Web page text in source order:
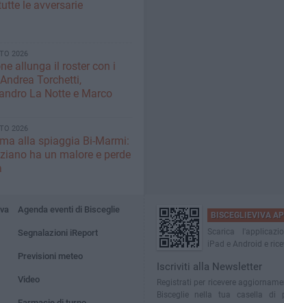
le avversarie
2026
allunga il roster con i
Torchetti,
La Notte e Marco
2026
alla spiaggia Bi-Marmi:
ha un malore e perde
Agenda eventi di Bisceglie
Segnalazioni iReport
Previsioni meteo
Video
BISCEGLIEVIVA
Scarica
iPad e Android e
Iscriviti alla Newsletter
Registrati per ricevere
Bisceglie nella tua casella di